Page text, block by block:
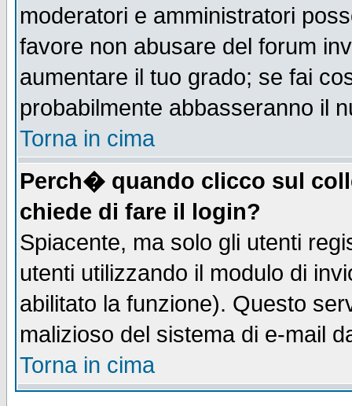
moderatori e amministratori
favore non abusare del forum
aumentare il tuo grado; se fai
probabilmente abbasseranno il
Torna in cima
Perch� quando clicco sul
chiede di fare il login?
Spiacente, ma solo gli utenti
utenti utilizzando il modulo di
abilitato la funzione). Questo
malizioso del sistema di e-mail
Torna in cima